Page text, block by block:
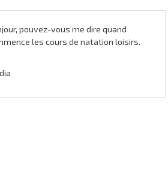
pouvez-vous me dire quand
les cours de natation loisirs.